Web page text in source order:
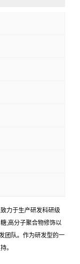
力于生产研发科研级
;高分子聚合物修饰以
团队。作为研发型的一
。